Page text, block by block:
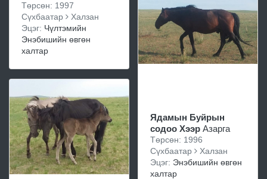
Төрсөн: 1997
Сүхбаатар
Халзан
Эцэг: Чүлтэмийн
Энэбишийн өвгөн
халтар
Ядамын Буйрын
содоо Хээр Азарга
Төрсөн: 1996
Сүхбаатар
Халзан
Эцэг: Энэбишийн өвгөн
халтар